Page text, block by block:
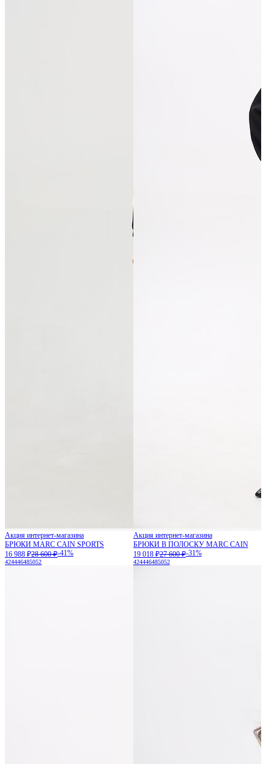
Акция интернет-магазина
БРЮКИ MARC CAIN SPORTS
16 988 ₽28 600 ₽-41%
424446485052
Акция интернет-магазина
БРЮКИ В ПОЛОСКУ MARC CAIN
19 018 ₽27 600 ₽-31%
424446485052